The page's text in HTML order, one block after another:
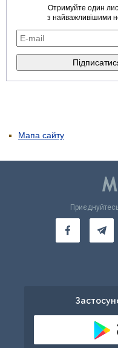
Отримуйте один
з найважливішими
Мапа сайту